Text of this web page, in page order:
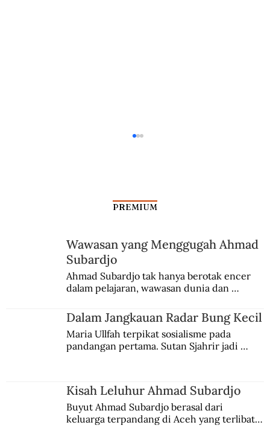
Strategi Napoleon di Balik Kabut
Austerlitz
PREMIUM
Wawasan yang Menggugah Ahmad
Subardjo
Ahmad Subardjo tak hanya berotak encer
dalam pelajaran, wawasan dunia dan
Jules Verne, Multatuli, hingga Sun Yat-sen.
Dalam Jangkauan Radar Bung Kecil
Maria Ullfah terpikat sosialisme pada
pandangan pertama. Sutan Sjahrir jadi
Kisah Leluhur Ahmad Subardjo
Buyut Ahmad Subardjo berasal dari
keluarga terpandang di Aceh yang terlibat